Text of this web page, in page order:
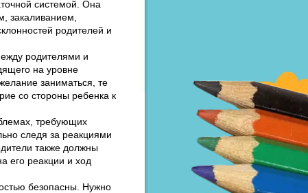
системой. Она
закаливанием,
родителей и
родителями и
на уровне
заниматься, те
со стороны ребенка к
требующих
следя за реакциями
также должны
его реакции и ход
безопасны. Нужно